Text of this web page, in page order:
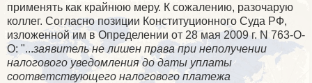
применять как крайнюю меру. К сожалению, разочарую
коллег. Согласно позиции Конституционного Суда РФ,
изложенной им в Определении от 28 мая 2009 г. N 763-О-
О: "...заявитель не лишен права при неполучении
налогового уведомления до даты уплаты
соответствующего налогового платежа